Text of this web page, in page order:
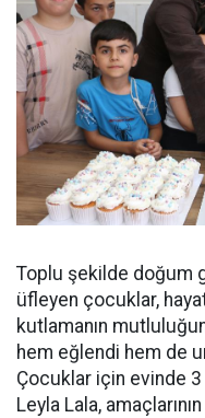
Toplu şekilde doğum
üfleyen çocuklar,
kutlamanın
hem eğlendi hem de
Çocuklar için evinde 3
Leyla Lala,